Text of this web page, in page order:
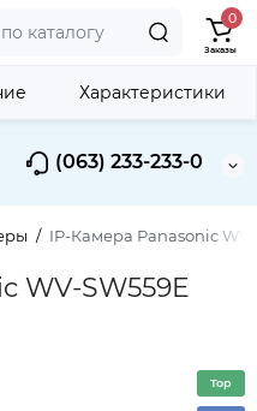
(063) 233-233-0
0
Заказы
IP-Камера Panasonic WV-
WV-SW559E
Характеристики
Top